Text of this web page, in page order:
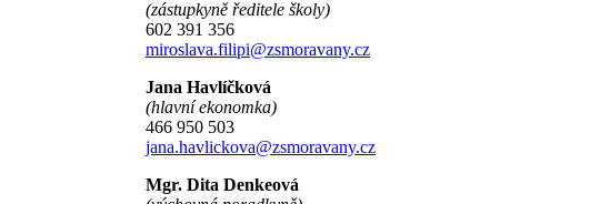
(zástupkyně ředitele školy)
602 391 356
miroslava.filipi@zsmoravany.cz
Jana Havlíčková
(hlavní ekonomka)
466 950 503
jana.havlickova@zsmoravany.cz
Mgr. Dita Denkeová